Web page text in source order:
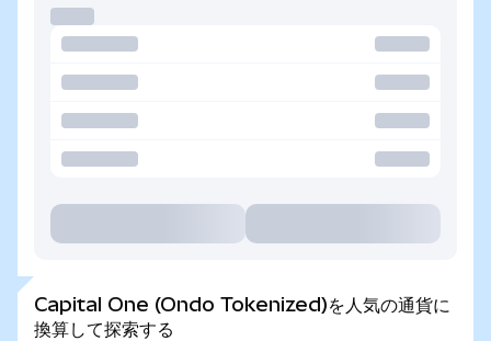
Capital One (Ondo Tokenized)を人気の通貨に
換算して探索する